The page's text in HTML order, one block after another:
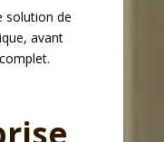
solution de
avant